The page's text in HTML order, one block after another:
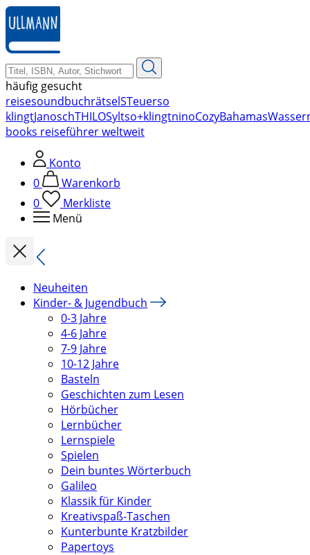
zum
Hauptinhalt
springen
häufig gesucht
reisesoundbuchrätselSTeuerso
klingtJanoschTHILOSyltso+klingtninoCozyBahamas
books reiseführer weltweit
Konto
0
Warenkorb
0
Merkliste
Menü
Neuheiten
Kinder- & Jugendbuch
0-3 Jahre
4-6 Jahre
7-9 Jahre
10-12 Jahre
Basteln
Geschichten zum Lesen
Hörbücher
Lernbücher
Lernspiele
Spielen
Dein buntes Wörterbuch
Galileo
Klassik für Kinder
Kreativspaß-Taschen
Kunterbunte Kratzbilder
Papertoys